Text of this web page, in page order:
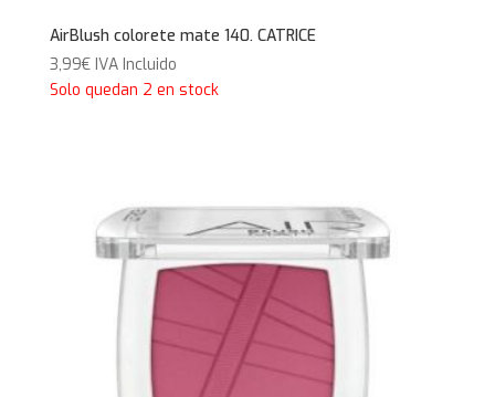
AirBlush colorete mate 140. CATRICE
3,99€ IVA Incluido
Solo quedan 2 en stock